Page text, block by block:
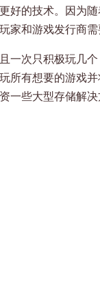
好的技术。因为
家和游戏发行商
一次只积极玩几
所有想要的游戏
一些大型存储解决